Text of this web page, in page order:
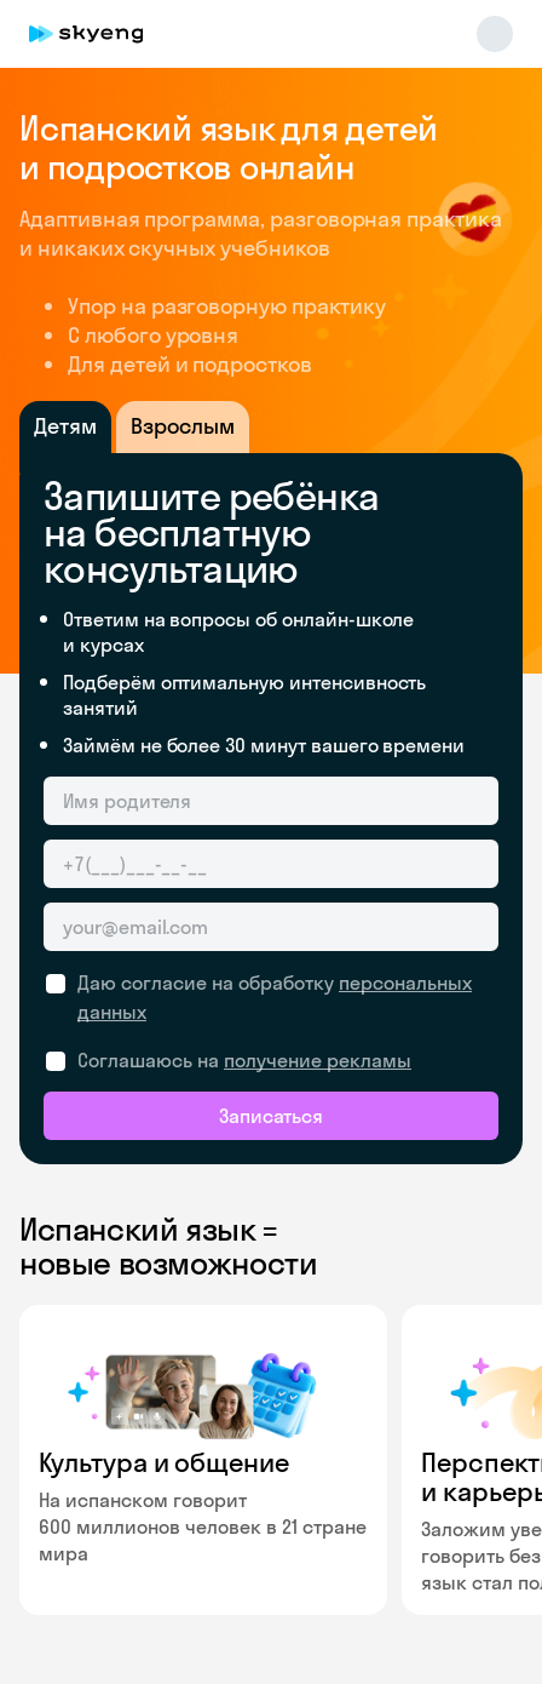
Испанский язык для детей
и подростков онлайн
Адаптивная программа, разговорная практика
и никаких скучных учебников
Упор на разговорную практику
C любого уровня
Для детей и подростков
Детям Взрослым
Запишите ребёнка
на бесплатную
консультацию
Ответим на вопросы об онлайн-школе
и курсах
Подберём оптимальную интенсивность
занятий
Займём не более 30 минут вашего времени
Даю согласие на обработку персональных
данных
Соглашаюсь на получение рекламы
Записаться
Испанский язык =
новые возможности
Культура и общение
На испанском говорит
600 миллионов человек в 21 стране
мира
и
Заложим
говорить
язык стал
Skyeng Chat
online